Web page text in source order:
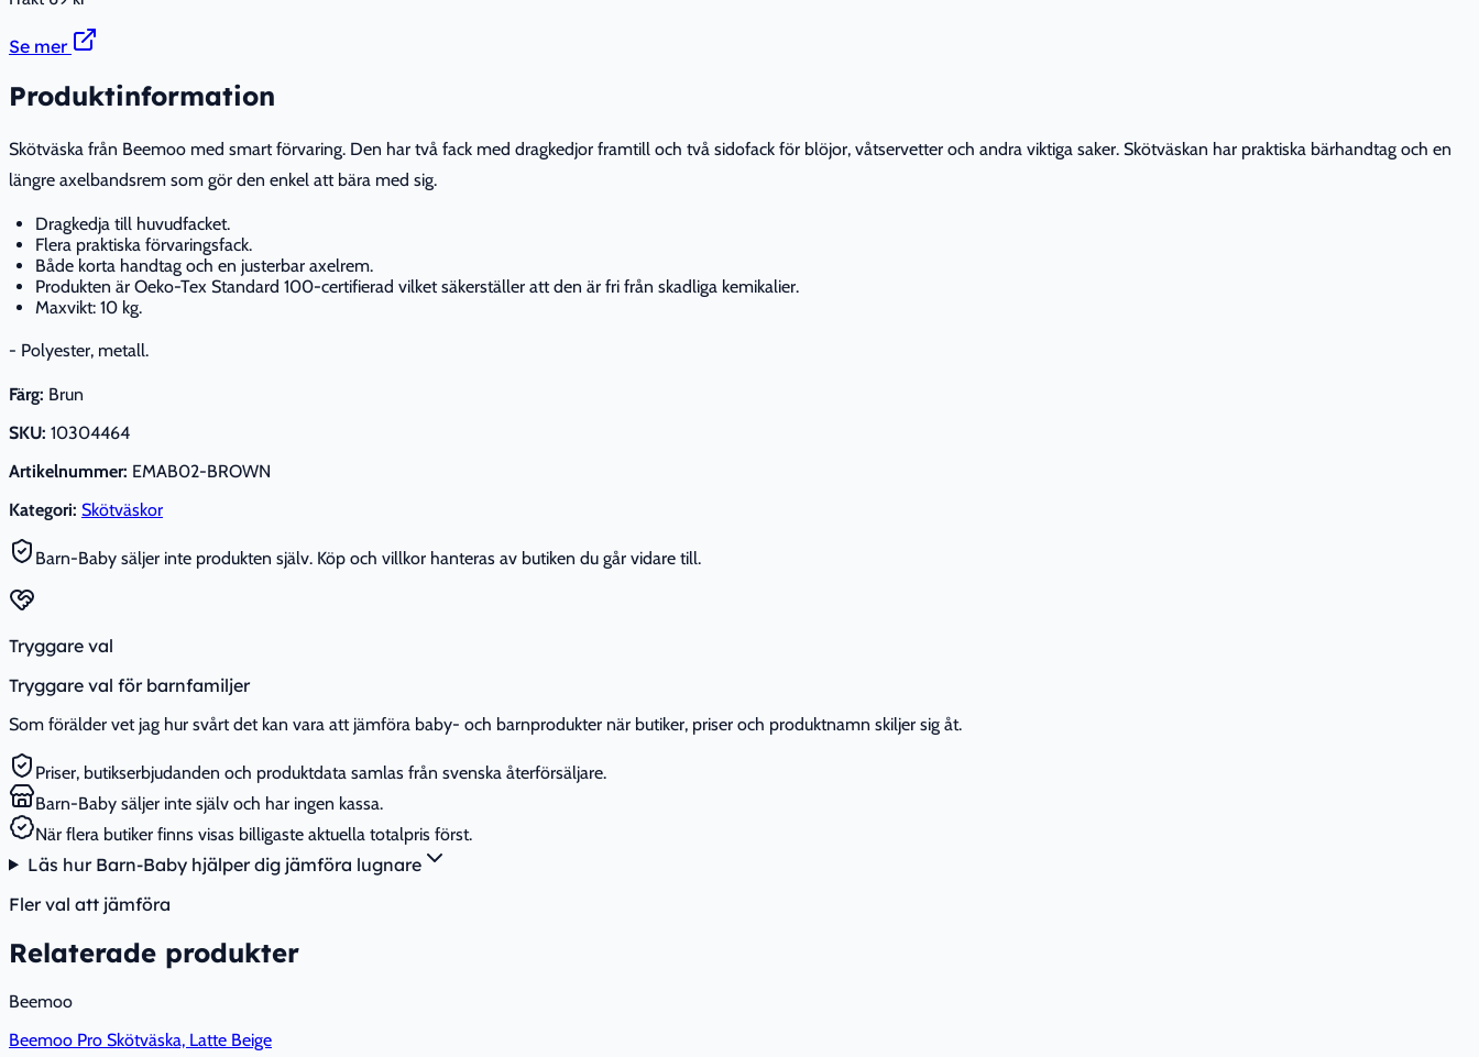
Se mer
Produktinformation
Skötväska från Beemoo med smart förvaring. Den har två fack med dragkedjor framtill och två sidofack för blöjor, våtservetter och andra viktiga saker. Skötväskan har praktiska bärhandtag och en
längre axelbandsrem som gör den enkel att bära med sig.
Dragkedja till huvudfacket.
Flera praktiska förvaringsfack.
Både korta handtag och en justerbar axelrem.
Produkten är Oeko-Tex Standard 100-certifierad vilket säkerställer att den är fri från skadliga kemikalier.
Maxvikt: 10 kg.
- Polyester, metall.
Färg: Brun
SKU: 10304464
Artikelnummer: EMAB02-BROWN
Kategori: Skötväskor
Barn-Baby säljer inte produkten själv. Köp och villkor hanteras av butiken du går vidare till.
Tryggare val
Tryggare val för barnfamiljer
Som förälder vet jag hur svårt det kan vara att jämföra baby- och barnprodukter när butiker, priser och produktnamn skiljer sig åt.
Priser, butikserbjudanden och produktdata samlas från svenska återförsäljare.
Barn-Baby säljer inte själv och har ingen kassa.
När flera butiker finns visas billigaste aktuella totalpris först.
Läs hur Barn-Baby hjälper dig jämföra lugnare
Fler val att jämföra
Relaterade produkter
Beemoo
Beemoo Pro Skötväska, Latte Beige